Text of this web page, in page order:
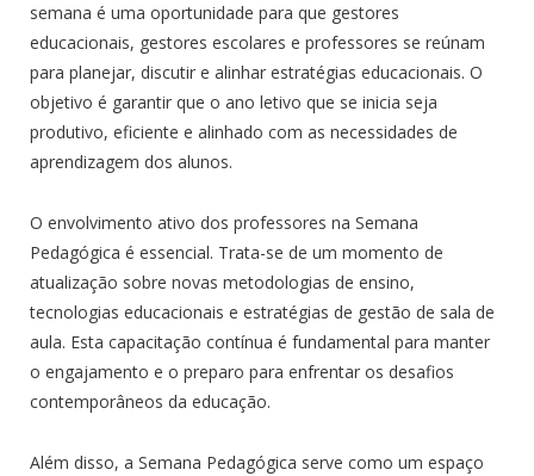
semana é uma oportunidade para que gestores
educacionais, gestores escolares e professores se reúnam
para planejar, discutir e alinhar estratégias educacionais. O
objetivo é garantir que o ano letivo que se inicia seja
produtivo, eficiente e alinhado com as necessidades de
aprendizagem dos alunos.
O envolvimento ativo dos professores na Semana
Pedagógica é essencial. Trata-se de um momento de
atualização sobre novas metodologias de ensino,
tecnologias educacionais e estratégias de gestão de sala de
aula. Esta capacitação contínua é fundamental para manter
o engajamento e o preparo para enfrentar os desafios
contemporâneos da educação.
Além disso, a Semana Pedagógica serve como um espaço